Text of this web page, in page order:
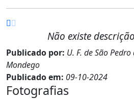
Não existe
Publicado por: U. F. de São
Mondego
Publicado em: 09-10-2024
Fotografias